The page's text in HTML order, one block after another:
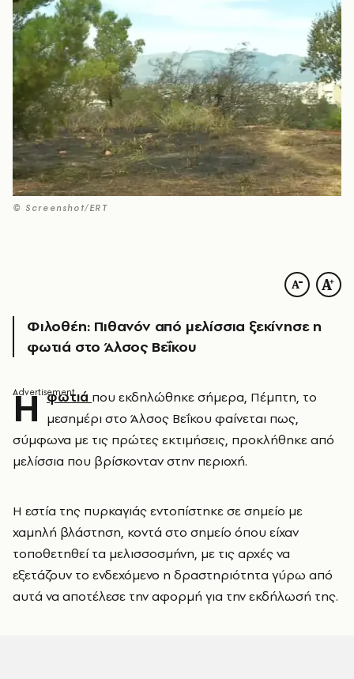
© Screenshot/ERT
Φιλοθέη: Πιθανόν από μελίσσια ξεκίνησε η
φωτιά στο Άλσος Βεΐκου
Η φωτιά που εκδηλώθηκε σήμερα, Πέμπτη, το
μεσημέρι στο Άλσος Βεΐκου φαίνεται πως,
σύμφωνα με τις πρώτες εκτιμήσεις, προκλήθηκε από
μελίσσια που βρίσκονταν στην περιοχή.
Η εστία της πυρκαγιάς εντοπίστηκε σε σημείο με
χαμηλή βλάστηση, κοντά στο σημείο όπου είχαν
τοποθετηθεί τα μελισσοσμήνη, με τις αρχές να
εξετάζουν το ενδεχόμενο η δραστηριότητα γύρω από
αυτά να αποτέλεσε την αφορμή για την εκδήλωσή της.